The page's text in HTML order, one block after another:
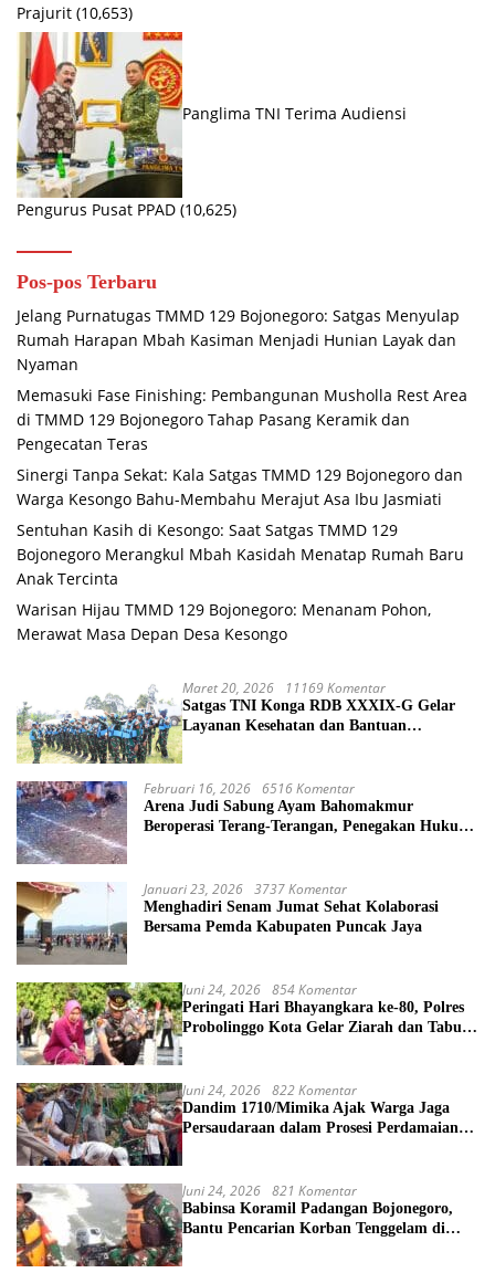
Prajurit (10,653)
Panglima TNI Terima Audiensi
Pengurus Pusat PPAD (10,625)
Pos-pos Terbaru
Jelang Purnatugas TMMD 129 Bojonegoro: Satgas Menyulap
Rumah Harapan Mbah Kasiman Menjadi Hunian Layak dan
Nyaman
Memasuki Fase Finishing: Pembangunan Musholla Rest Area
di TMMD 129 Bojonegoro Tahap Pasang Keramik dan
Pengecatan Teras
Sinergi Tanpa Sekat: Kala Satgas TMMD 129 Bojonegoro dan
Warga Kesongo Bahu-Membahu Merajut Asa Ibu Jasmiati
Sentuhan Kasih di Kesongo: Saat Satgas TMMD 129
Bojonegoro Merangkul Mbah Kasidah Menatap Rumah Baru
Anak Tercinta
Warisan Hijau TMMD 129 Bojonegoro: Menanam Pohon,
Merawat Masa Depan Desa Kesongo
Maret 20, 2026 11169 Komentar
Satgas TNI Konga RDB XXXIX-G Gelar
Layanan Kesehatan dan Bantuan
Februari 16, 2026 6516 Komentar
Arena Judi Sabung Ayam Bahomakmur
Beroperasi Terang-Terangan, Penegakan Hukum
Januari 23, 2026 3737 Komentar
Menghadiri Senam Jumat Sehat Kolaborasi
Bersama Pemda Kabupaten Puncak Jaya
Juni 24, 2026 854 Komentar
Peringati Hari Bhayangkara ke-80, Polres
Probolinggo Kota Gelar Ziarah dan Tabur
Juni 24, 2026 822 Komentar
Dandim 1710/Mimika Ajak Warga Jaga
Persaudaraan dalam Prosesi Perdamaian
Juni 24, 2026 821 Komentar
Babinsa Koramil Padangan Bojonegoro,
Bantu Pencarian Korban Tenggelam di